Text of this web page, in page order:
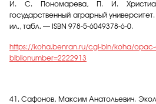
И. С. Пономарева, П. И.
государственный аграрный
ил., табл. — ISBN 978-5-6049378-6-0.
https://koha.benran.ru/cgi-bin/koha/opac-
biblionumber=2222913
41.Сафонов, Максим Анатольевич.